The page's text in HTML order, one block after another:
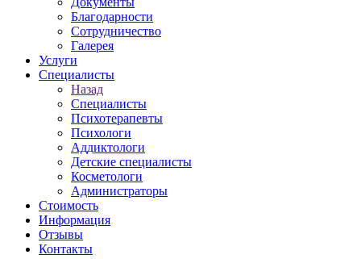
Благодарности
Сотрудничество
Галерея
Услуги
Специалисты
Назад
Специалисты
Психотерапевты
Психологи
Аддиктологи
Детские специалисты
Косметологи
Администраторы
Стоимость
Информация
Отзывы
Контакты